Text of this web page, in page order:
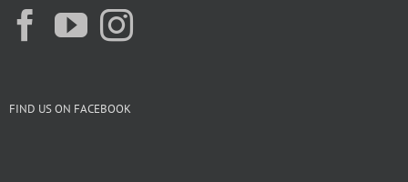
FIND US ON FACEBOOK